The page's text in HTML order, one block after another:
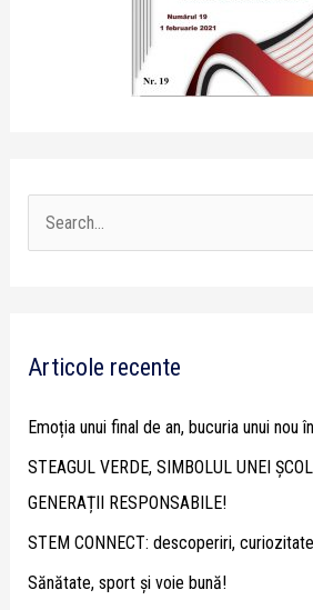
c
o
r
:
Articole recente
Emoția unui final de an, bucuria unui nou
STEAGUL VERDE, SIMBOLUL UNEI
GENERAȚII RESPONSABILE!
STEM CONNECT: descoperiri,
Sănătate, sport și voie bună!